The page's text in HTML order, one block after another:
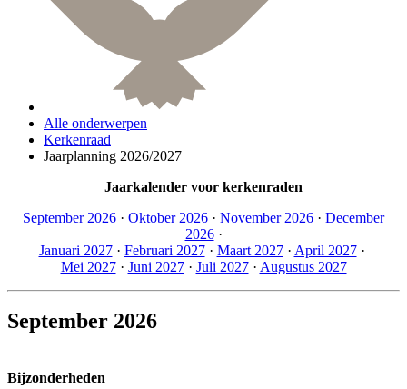
Alle onderwerpen
Kerkenraad
Jaarplanning 2026/2027
Jaarkalender voor kerkenraden
September 2026 · Oktober 2026 · November 2026 · December
2026·
Januari 2027· Februari 2027· Maart 2027· April 2027·
Mei 2027· Juni 2027· Juli 2027· Augustus 2027
September 2026
Bijzonderheden